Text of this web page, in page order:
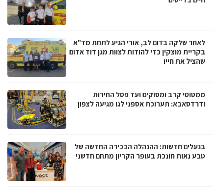
לאחר שלקה בדום לב, אורי הגיע לתחת מד"א
בקריית מוצקין כדי להודות לצוות מגן דוד אדום
שהציל את חייו
ממטוסי קרב ומסוקים ועד פסל החירות
ודרדסאבא: תערוכת אספני לגו מגיעה לצפון
בנעלים חדשות: ההנהלה הבכירה החדשה של
טבע נאות חונכת בעופר הקריון מתחם חדשני